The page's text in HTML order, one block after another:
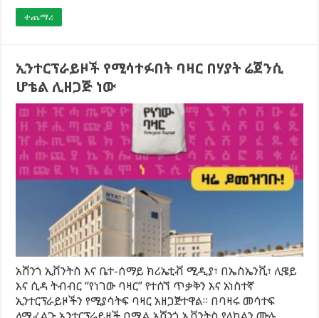
ተጨማሪ
ኢንተርፕራይዞች የሚሳተፉበት ባዛር በሃያት ሬጀንሲ
ሆቴል ሊዘጋጅ ነው
አሸንጎ ኢቨንትስ እና ቤተ-ሰማይ ክሪኤቲቭ ሚዲያ፣ በኤስኤንቪ፣ ሊዌይ
እና ሲዳ ትብብር “የነገው ባዛር” የተሰኘ ጥቃቅን እና አነስተኛ
ኢንተርፕራይዞችን የሚያሳትፍ ባዛር አዘጋጅተዋል። በባዛሩ መሳተፍ